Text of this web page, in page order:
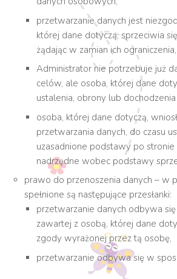
przetwarzanie danych jest
której dane dotyczą, sprzeciwia
żądając w zamian ich ograniczenia,
Administrator nie potrzebuje już
celów, ale osoba, której dane
ustalenia, obrony lub dochodzenia
osoba, której dane dotyczą,
przetwarzania danych, do czasu
uzasadnione podstawy po stronie
nadrzędne wobec podstawy
prawo do przenoszenia danych – w
spełnione są następujące przesłanki:
przetwarzanie danych odbywa
zawartej z osobą, której dane
zgody wyrażonej przez tą osobę,
przetwarzanie odbywa się w